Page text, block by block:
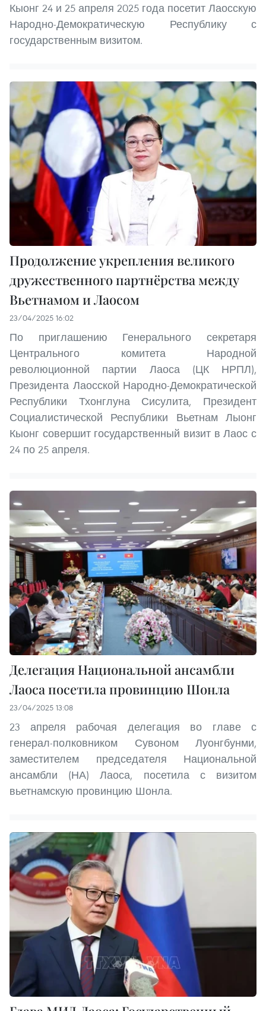
Кыонг 24 и 25 апреля 2025 года посетит Лаосскую
Народно-Демократическую Республику с
государственным визитом.
Продолжение укрепления великого
дружественного партнёрства между
Вьетнамом и Лаосом
23/04/2025 16:02
По приглашению Генерального секретаря
Центрального комитета Народной
революционной партии Лаоса (ЦК НРПЛ),
Президента Лаосской Народно-Демократической
Республики Тхонглуна Сисулита, Президент
Социалистической Республики Вьетнам Лыонг
Кыонг совершит государственный визит в Лаос с
24 по 25 апреля.
Делегация Национальной ансамбли
Лаоса посетила провинцию Шонла
23/04/2025 13:08
23 апреля рабочая делегация во главе с
генерал-полковником Сувоном Луонгбунми,
заместителем председателя Национальной
ансамбли (НА) Лаоса, посетила с визитом
вьетнамскую провинцию Шонла.